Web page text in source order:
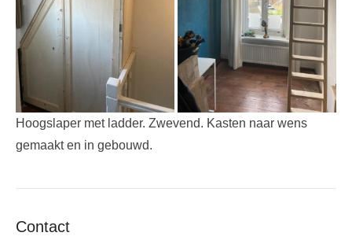
Hoogslaper met ladder. Zwevend. Kasten naar wens
gemaakt en in gebouwd.
Contact